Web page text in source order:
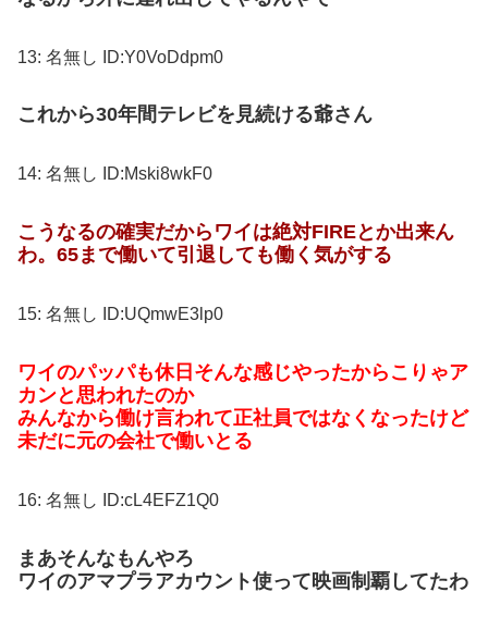
13: 名無し ID:Y0VoDdpm0
これから30年間テレビを見続ける爺さん
14: 名無し ID:Mski8wkF0
こうなるの確実だからワイは絶対FIREとか出来ん
わ。65まで働いて引退しても働く気がする
15: 名無し ID:UQmwE3lp0
ワイのパッパも休日そんな感じやったからこりゃア
カンと思われたのか
みんなから働け言われて正社員ではなくなったけど
未だに元の会社で働いとる
16: 名無し ID:cL4EFZ1Q0
まあそんなもんやろ
ワイのアマプラアカウント使って映画制覇してたわ